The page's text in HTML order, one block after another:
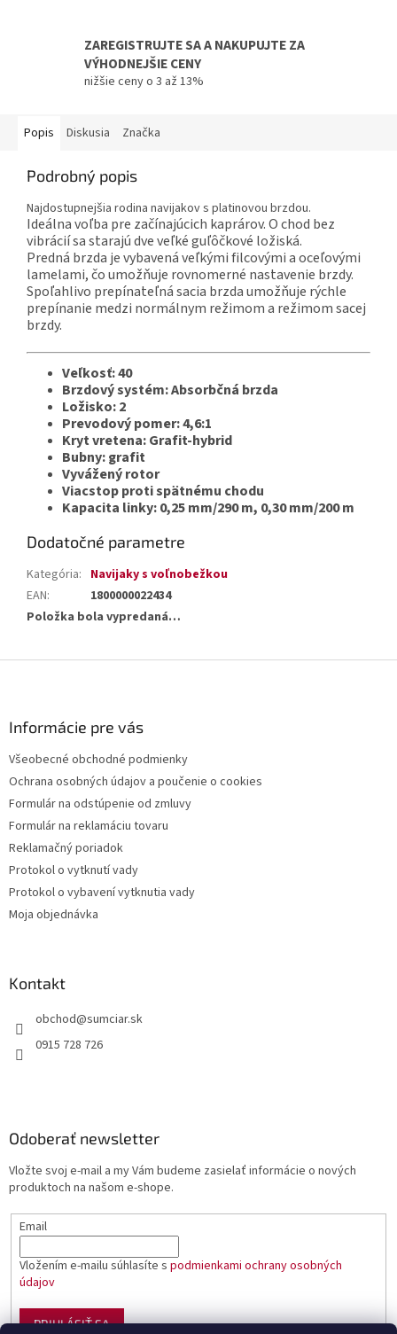
ZAREGISTRUJTE SA A NAKUPUJTE ZA
VÝHODNEJŠIE CENY
nižšie ceny o 3 až 13%
Popis Diskusia Značka
Podrobný popis
Najdostupnejšia rodina navijakov s platinovou brzdou.
Ideálna voľba pre začínajúcich kaprárov. O chod bez
vibrácií sa starajú dve veľké guľôčkové ložiská.
Predná brzda je vybavená veľkými filcovými a oceľovými
lamelami, čo umožňuje rovnomerné nastavenie brzdy.
Spoľahlivo prepínateľná sacia brzda umožňuje rýchle
prepínanie medzi normálnym režimom a režimom sacej
brzdy.
Veľkosť: 40
Brzdový systém: Absorbčná brzda
Ložisko: 2
Prevodový pomer: 4,6:1
Kryt vretena: Grafit-hybrid
Bubny: grafit
Vyvážený rotor
Viacstop proti spätnému chodu
Kapacita linky: 0,25 mm/290 m, 0,30 mm/200 m
Dodatočné parametre
Kategória: Navijaky s voľnobežkou
EAN:
1800000022434
Položka bola vypredaná…
Informácie pre vás
Všeobecné obchodné podmienky
Ochrana osobných údajov a poučenie o cookies
Formulár na odstúpenie od zmluvy
Formulár na reklamáciu tovaru
Reklamačný poriadok
Protokol o vytknutí vady
Protokol o vybavení vytknutia vady
Moja objednávka
Kontakt
obchod@sumciar.sk
0915 728 726
Odoberať newsletter
Vložte svoj e-mail a my Vám budeme zasielať informácie o nových
produktoch na našom e-shope.
Email
Vložením e-mailu súhlasíte s podmienkami ochrany osobných
údajov
PRIHLÁSIŤ SA